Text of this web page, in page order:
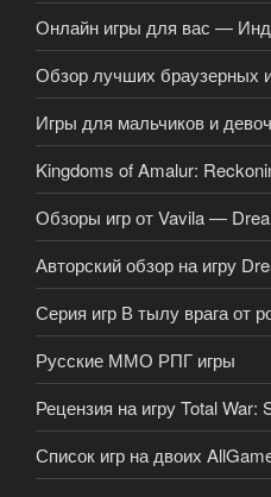
Онлайн игры для вас —
Обзор лучших браузерных
Игры для мальчиков и
Kingdoms of Amalur:
Обзоры игр от Vavila —
Авторский обзор на игру
Серия игр В тылу врага от
Русские ММО РПГ игры
Рецензия на игру Total War:
Список игр на двоих